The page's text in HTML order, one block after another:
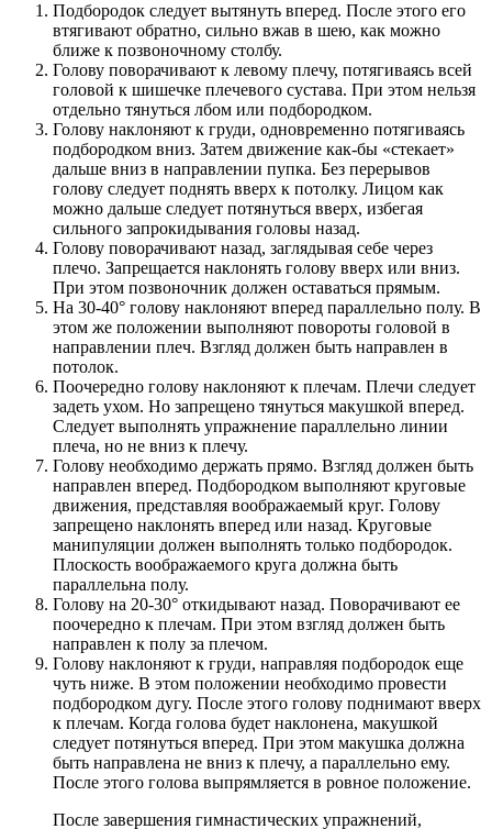
Подбородок следует вытянуть вперед. После этого его
втягивают обратно, сильно вжав в шею, как можно
ближе к позвоночному столбу.
Голову поворачивают к левому плечу, потягиваясь всей
головой к шишечке плечевого сустава. При этом нельзя
отдельно тянуться лбом или подбородком.
Голову наклоняют к груди, одновременно потягиваясь
подбородком вниз. Затем движение как-бы «стекает»
дальше вниз в направлении пупка. Без перерывов
голову следует поднять вверх к потолку. Лицом как
можно дальше следует потянуться вверх, избегая
сильного запрокидывания головы назад.
Голову поворачивают назад, заглядывая себе через
плечо. Запрещается наклонять голову вверх или вниз.
При этом позвоночник должен оставаться прямым.
На 30-40° голову наклоняют вперед параллельно полу. В
этом же положении выполняют повороты головой в
направлении плеч. Взгляд должен быть направлен в
потолок.
Поочередно голову наклоняют к плечам. Плечи следует
задеть ухом. Но запрещено тянуться макушкой вперед.
Следует выполнять упражнение параллельно линии
плеча, но не вниз к плечу.
Голову необходимо держать прямо. Взгляд должен быть
направлен вперед. Подбородком выполняют круговые
движения, представляя воображаемый круг. Голову
запрещено наклонять вперед или назад. Круговые
манипуляции должен выполнять только подбородок.
Плоскость воображаемого круга должна быть
параллельна полу.
Голову на 20-30° откидывают назад. Поворачивают ее
поочередно к плечам. При этом взгляд должен быть
направлен к полу за плечом.
Голову наклоняют к груди, направляя подбородок еще
чуть ниже. В этом положении необходимо провести
подбородком дугу. После этого голову поднимают вверх
к плечам. Когда голова будет наклонена, макушкой
следует потянуться вперед. При этом макушка должна
быть направлена не вниз к плечу, а параллельно ему.
После этого голова выпрямляется в ровное положение.
После завершения гимнастических упражнений,